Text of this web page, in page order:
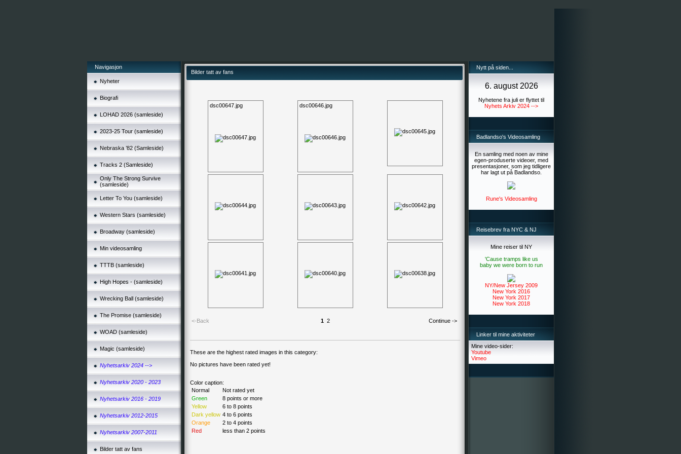
Navigasjon
Nyheter
Biografi
LOHAD 2026 (samleside)
2023-25 Tour (samleside)
Nebraska ’82 (Samleside)
Tracks 2 (Samleside)
Only The Strong Survive
(samleside)
Letter To You (samleside)
Western Stars (samleside)
Broadway (samleside)
Min videosamling
TTTB (samleside)
High Hopes - (samleside)
Wrecking Ball (samleside)
The Promise (samleside)
WOAD (samleside)
Magic (samleside)
Nyhetsarkiv 2024 -->
Nyhetsarkiv 2020 - 2023
Nyhetsarkiv 2016 - 2019
Nyhetsarkiv 2012-2015
Nyhetsarkiv 2007-2011
Bilder tatt av fans
Bilder tatt av fans
dsc00647.jpg dsc00646.jpg
<-Back 1 2 Continue ->
These are the highest rated images in this category:
No pictures have been rated yet!
Color caption:
Normal
Not rated yet
Green
8 points or more
Yellow
6 to 8 points
Dark yellow 4 to 6 points
Orange
2 to 4 points
Red
less than 2 points
Nytt på siden...
6. august 2026
Nyhetene fra juli er flyttet til
Nyhets Arkiv 2024 -->
Badlandso's Videosamling
En samling med noen av mine
egen-produserte videoer, med
presentasjoner, som jeg tidligere
har lagt ut på Badlandso.
Rune's Videosamling
Reisebrev fra NYC & NJ
Mine reiser til NY
'Cause tramps like us
baby we were born to run
NY/New Jersey 2009
New York 2016
New York 2017
New York 2018
Linker til mine aktiviteter
Mine video-sider:
Youtube
Vimeo